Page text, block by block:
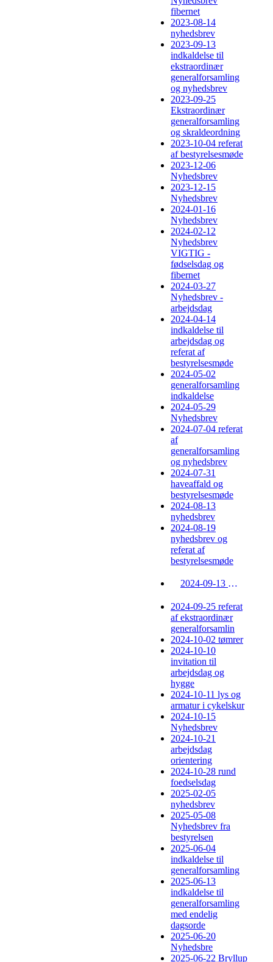
fibernet
2023-08-14
nyhedsbrev
2023-09-13
indkaldelse til
ekstraordinær
generalforsamling
og nyhedsbrev
2023-09-25
Ekstraordinær
generalforsamling
og skraldeordning
2023-10-04 referat
af bestyrelsesmøde
2023-12-06
Nyhedsbrev
2023-12-15
Nyhedsbrev
2024-01-16
Nyhedsbrev
2024-02-12
Nyhedsbrev
VIGTIG -
fødselsdag og
fibernet
2024-03-27
Nyhedsbrev -
arbejdsdag
2024-04-14
indkaldelse til
arbejdsdag og
referat af
bestyrelsesmøde
2024-05-02
generalforsamling
indkaldelse
2024-05-29
Nyhedsbrev
2024-07-04 referat
af
generalforsamling
og nyhedsbrev
2024-07-31
haveaffald og
bestyrelsesmøde
2024-08-13
nyhedsbrev
2024-08-19
nyhedsbrev og
referat af
bestyrelsesmøde
2024-09-13 indkaldelse til ekstraordinær generalforsamling
2024-09-25 referat
af ekstraordinær
generalforsamlin
2024-10-02 tømrer
2024-10-10
invitation til
arbejdsdag og
hygge
2024-10-11 lys og
armatur i cykelskur
2024-10-15
Nyhedsbrev
2024-10-21
arbejdsdag
orientering
2024-10-28 rund
foedselsdag
2025-02-05
nyhedsbrev
2025-05-08
Nyhedsbrev fra
bestyrelsen
2025-06-04
indkaldelse til
generalforsamling
2025-06-13
indkaldelse til
generalforsamling
med endelig
dagsorde
2025-06-20
Nyhedsbre
2025-06-22 Bryllup